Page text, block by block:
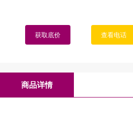
获取底价 查看电话
商品详情